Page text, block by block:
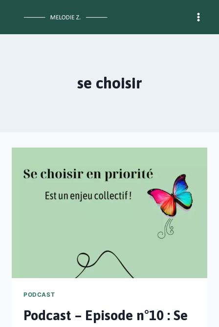
contenu
se choisir
PODCAST
Podcast – Episode n°10 : Se